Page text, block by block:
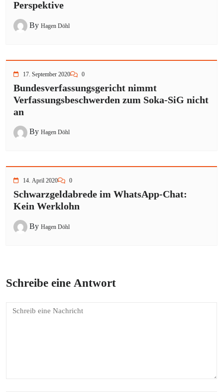
Perspektive
By Hagen Döhl
17. September 2020 0
Bundesverfassungsgericht nimmt
Verfassungsbeschwerden zum Soka-SiG nicht
an
By Hagen Döhl
14. April 2020 0
Schwarzgeldabrede im WhatsApp-Chat:
Kein Werklohn
By Hagen Döhl
Schreibe eine Antwort